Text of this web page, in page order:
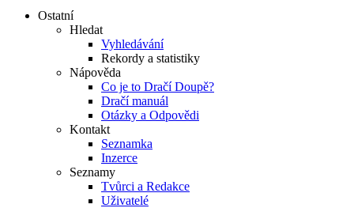
Ostatní
Hledat
Vyhledávání
Rekordy a statistiky
Nápověda
Co je to Dračí Doupě?
Dračí manuál
Otázky a Odpovědi
Kontakt
Seznamka
Inzerce
Seznamy
Tvůrci a Redakce
Uživatelé